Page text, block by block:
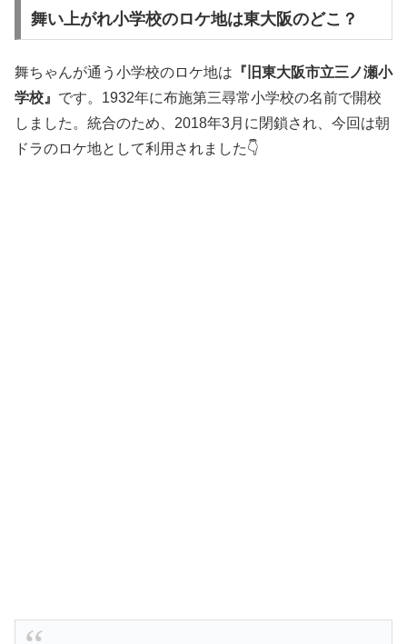
舞い上がれ小学校のロケ地は東大阪のどこ？
舞ちゃんが通う小学校のロケ地は 『 旧東大阪市立三ノ瀬小
学校』 です。1932年に布施第三尋常小学校の名前で開校
しました。統合のため、2018年3月に閉鎖され、今回は朝
ドラのロケ地として利用されました👇